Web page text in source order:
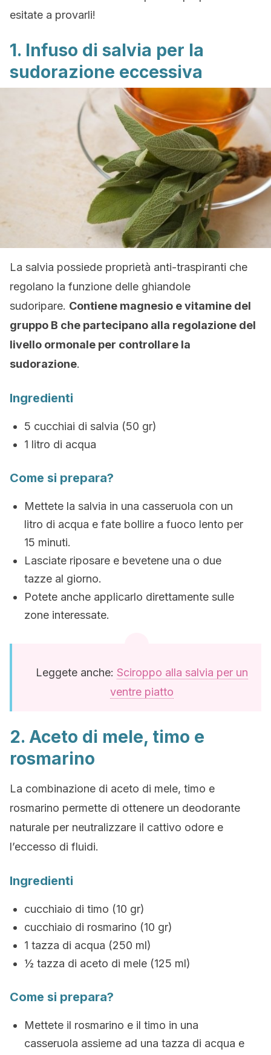
esitate a provarli!
1. Infuso di salvia per la
sudorazione eccessiva
La salvia possiede proprietà anti-traspiranti che
regolano la funzione delle ghiandole
sudoripare. Contiene magnesio e vitamine del
gruppo B che partecipano alla regolazione del
livello ormonale per controllare la
sudorazione.
Ingredienti
5 cucchiai di salvia (50 gr)
1 litro di acqua
Come si prepara?
Mettete la salvia in una casseruola con un
litro di acqua e fate bollire a fuoco lento per
15 minuti.
Lasciate riposare e bevetene una o due
tazze al giorno.
Potete anche applicarlo direttamente sulle
zone interessate.
Leggete anche: Sciroppo alla salvia per un
ventre piatto
2. Aceto di mele, timo e
rosmarino
La combinazione di aceto di mele, timo e
rosmarino permette di ottenere un deodorante
naturale per neutralizzare il cattivo odore e
l’eccesso di fluidi.
Ingredienti
cucchiaio di timo (10 gr)
cucchiaio di rosmarino (10 gr)
1 tazza di acqua (250 ml)
½ tazza di aceto di mele (125 ml)
Come si prepara?
Mettete il rosmarino e il timo in una
casseruola assieme ad una tazza di acqua e